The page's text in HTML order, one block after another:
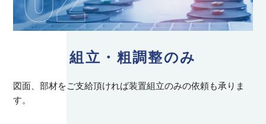
組立・粗調整のみ
図面、部材をご支給頂ければ装置組立のみの依頼も承りま
す。